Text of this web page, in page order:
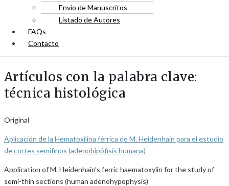
Envío de Manuscritos
Listado de Autores
FAQs
Contacto
Artículos con la palabra clave:
técnica histológica
Original
Aplicación de la Hematoxilina férrica de M. Heidenhain para el estudio
de cortes semifinos (adenohipófisis humana)
Application of M. Heidenhain’s ferric haematoxylin for the study of
semi-thin sections (human adenohypophysis)